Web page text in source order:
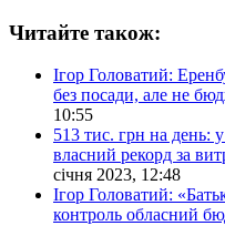
Читайте також:
Ігор Головатий:
без посади, але не
10:55
513 тис. грн на день:
власний рекорд за
січня 2023, 12:48
Ігор Головатий:
контроль обласний